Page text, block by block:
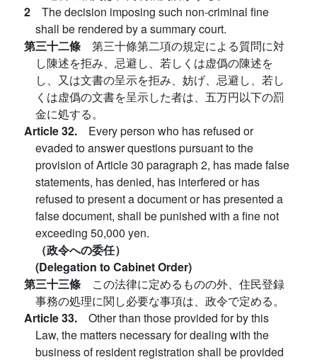
2 The decision imposing such non-criminal fine
shall be rendered by a summary court.
第三十二條 第三十條第二項の規定による質問に対
し陳述を拒み、忌避し、若しくは虚僞の陳述を
し、又は文書の呈示を拒み、妨げ、忌避し、若し
くは虚僞の文書を呈示した者は、五万円以下の罰
金に処する。
Article 32. Every person who has refused or
evaded to answer questions pursuant to the
provision of Article 30 paragraph 2, has made false
statements, has denied, has interfered or has
refused to present a document or has presented a
false document, shall be punished with a fine not
exceeding 50,000 yen.
（政令への委任）
(Delegation to Cabinet Order)
第三十三條 この法律に定めるものの外、住民登録
事務の処理に関し必要な事項は、政令で定める。
Article 33. Other than those provided for by this
Law, the matters necessary for dealing with the
business of resident registration shall be provided